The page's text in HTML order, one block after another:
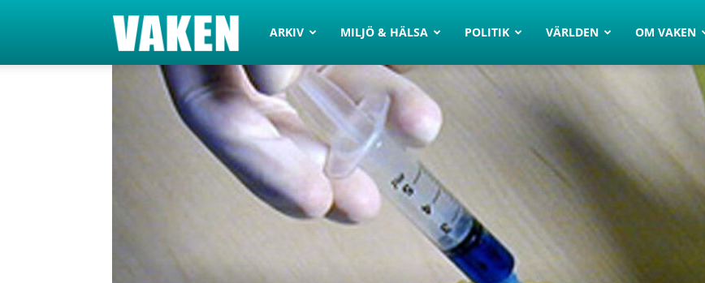
VAKEN.se
ARKIV MILJÖ & HÄLSA POLITIK VÄRLDEN OM VAKEN